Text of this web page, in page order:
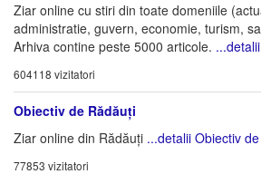
Ziar online cu stiri din toate domeniile
administratie, guvern, economie, turism,
Arhiva contine peste 5000 articole.
604118 vizitatori
Obiectiv de Rădăuți
Ziar online din Rădăuți ...detalii Obiectiv
77853 vizitatori